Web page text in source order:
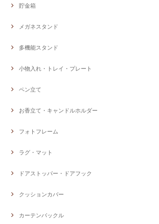
貯金箱
メガネスタンド
多機能スタンド
小物入れ・トレイ・プレート
ペン立て
お香立て・キャンドルホルダー
フォトフレーム
ラグ・マット
ドアストッパー・ドアフック
クッションカバー
カーテンバックル